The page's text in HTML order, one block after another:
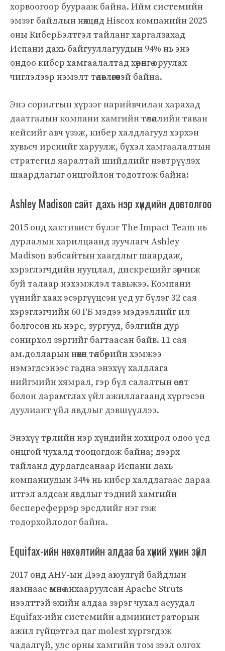
хорвоогоор буурааж байна. Ийм системийн
эмзэг байдлын нөхцөлд Hiscox компанийн 2025
оны КиберБэлтгэл тайланг харгалзахад
Испани дахь байгууллагуудын 94% нь энэ
ондоо кибер хамгаалалтад хөрөнгө оруулах
чиглэлээр нэмэлт төлөвлөгөөтэй байна.
Энэ сорилтын хүрээг нарийвчилан харахад
даатгалын компани хамгийн төлөөллийн таван
кейсийг авч үзэж, кибер халдлагууд хэрхэн
хувьсч ирснийг харуулж, бүхэл хамгаалалтын
стратегид яаралтай шийдлийг нэвтрүүлэх
шаардлагыг онцгойлон тодотгож байна:
Ashley Madison сайт дахь нэр хүндийн довтолгоо
2015 онд хактивист бүлэг The Impact Team нь
дурлалын харилцаанд зуучлагч Ashley
Madison вэбсайтын хаагдлыг шаардаж,
хэрэглэгчдийн нууцлал, дискрецийг зөрчиж
буй талаар нэхэмжлэл тавьжээ. Компани
үүнийг хаах эсэргүүцсэн үед уг бүлэг 32 сая
хэрэглэгчийн 60 ГБ мэдээ мэдээллийг ил
болгосон нь нэрс, зургууд, бэлгийн дур
сонирхол зэргийг багтаасан байв. 11 сая
ам.долларын нөхөн төлбөрийн хэмжээ
нэмэгдсэнээс гадна энэхүү халдлага
нийгмийн хямрал, гэр бүл салалтын өсөлт
болон дарамтлах үйл ажиллагаанд хүргэсэн
дуулиант үйл явдлыг дэвшүүллээ.
Энэхүү төрлийн нэр хүндийн хохирол одоо үед
онцгой чухалд тооцогдож байна; дээрх
тайланд дурдагдсанаар Испани дахь
компаниудын 34% нь кибер халдлагаас дараа
итгэл алдсан явдлыг тэдний хамгийн
беспереферрэр эрсдлийг нэг гэж
тодорхойлодог байна.
Equifax-ийн нөхөлтийн алдаа ба хүний хүчин зүйл
2017 онд АНУ-ын Дээд аюулгүй байдлын
яамнаас өмнө анхааруулсан Apache Struts
нээлттэй эхийн алдаа зэрэг чухал асуудал
Equifax-ийн системийн администраторын
ажил гүйцэтгэл цаг molest хүргэгдэж
чадалгүй, улс орны хамгийн том зээл олгох